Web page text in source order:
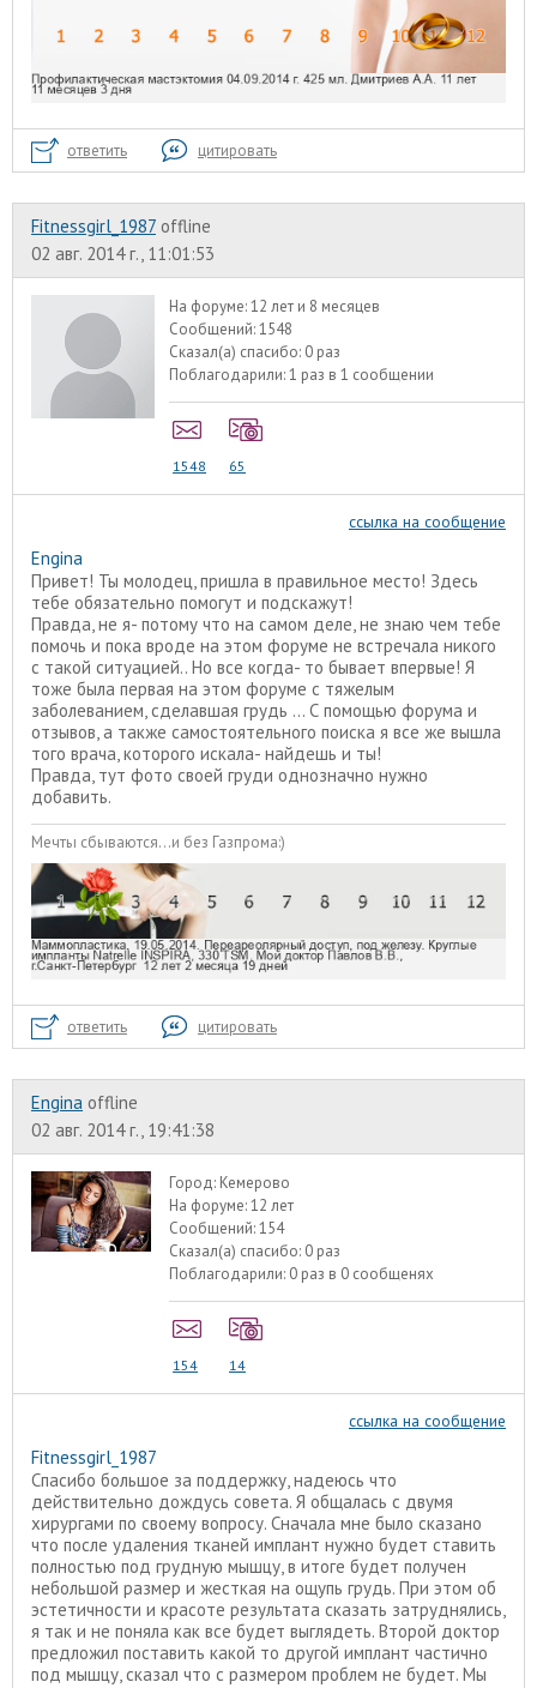
ответить цитировать
Fitnessgirl_1987 offline
02 авг. 2014 г., 11:01:53
На форуме:12 лет и 8 месяцев
Сообщений:1548
Сказал(а) спасибо: 0 раз
Поблагодарили:1 раз в 1 сообщении
1548 65
ссылка на сообщение
Engina
Привет! Ты молодец, пришла в правильное место! Здесь
тебе обязательно помогут и подскажут!
Правда, не я- потому что на самом деле, не знаю чем тебе
помочь и пока вроде на этом форуме не встречала никого
с такой ситуацией.. Но все когда- то бывает впервые! Я
тоже была первая на этом форуме с тяжелым
заболеванием, сделавшая грудь ... С помощью форума и
отзывов, а также самостоятельного поиска я все же вышла
того врача, которого искала- найдешь и ты!
Правда, тут фото своей груди однозначно нужно
добавить.
Мечты сбываются...и без Газпрома:)
ответить цитировать
Engina offline
02 авг. 2014 г., 19:41:38
Город: Кемерово
На форуме:12 лет
Сообщений:154
Сказал(а) спасибо: 0 раз
Поблагодарили: 0 раз в 0 сообщенях
154 14
ссылка на сообщение
Fitnessgirl_1987
Спасибо большое за поддержку, надеюсь что
действительно дождусь совета. Я общалась с двумя
хирургами по своему вопросу. Сначала мне было сказано
что после удаления тканей имплант нужно будет ставить
полностью под грудную мышцу, в итоге будет получен
небольшой размер и жесткая на ощупь грудь. При этом об
эстетичности и красоте результата сказать затруднялись,
я так и не поняла как все будет выглядеть. Второй доктор
предложил поставить какой то другой имплант частично
под мышцу, сказал что с размером проблем не будет. Мы